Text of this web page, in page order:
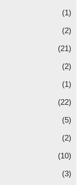
(1)
(2)
(21)
(2)
(1)
(22)
(5)
(2)
(10)
(3)